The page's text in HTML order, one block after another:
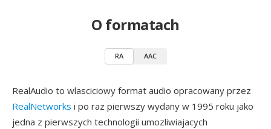
O formatach
RA AAC
RealAudio to wlasciciowy format audio opracowany przez
RealNetworks i po raz pierwszy wydany w 1995 roku jako
jedna z pierwszych technologii umozliwiajacych